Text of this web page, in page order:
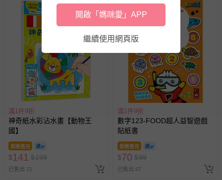
費用，可能會另需加收。
商品實際的配達日期，可於訂單個人資料內的查詢訂單內，
已出貨通知之訊息為主。
如您收到商品，請依正常流程檢查是否完好，若商品遇瑕疵
情形，您可申請更換新品或退貨，請見：退貨的辦理流程
若您對於會員帳號、商品訂購與資訊、購物流程、付款方
式、折價券與購物金的使用、退貨及商品運送方式等有疑
問，你可詳見：媽咪愛客服中心
預購商品：預購為海外同步代購，遇缺貨即會通知媽咪並協
助取消退款事宜。
商品如因「價格、組合」等錯誤原因，導致無法安排出貨，
會主動以簡訊及mail通知訂單取消事宜，並將提供適當補
償。
滿1件9折
神奇紙水彩沾水畫【動物王
國】
即將售完
$141 $199
已售出 21
滿1件9折
數字123-FOOD超人益智遊戲
貼紙書
即將售完
$70 $99
已售出 67
開啟「媽咪愛」APP
繼續使用網頁版